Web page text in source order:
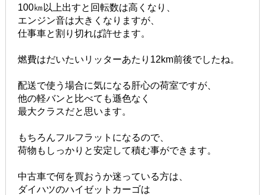
100㎞以上出すと回転数は高くなり、
エンジン音は大きくなりますが、
仕事車と割り切れば許せます。
燃費はだいたいリッターあたり12km前後でしたね。
配送で使う場合に気になる肝心の荷室ですが、
他の軽バンと比べても遜色なく
最大クラスだと思います。
もちろんフルフラットになるので、
荷物もしっかりと安定して積む事ができます。
中古車で何を買おうか迷っている方は、
ダイハツのハイゼットカーゴは